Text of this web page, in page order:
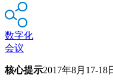
数字化
会议
核心提示2017年8月17-